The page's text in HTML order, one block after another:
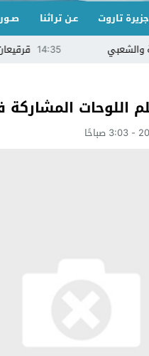
تاروت عـن تراثنا
14:35 قرقيعان قلعة
اللوحات